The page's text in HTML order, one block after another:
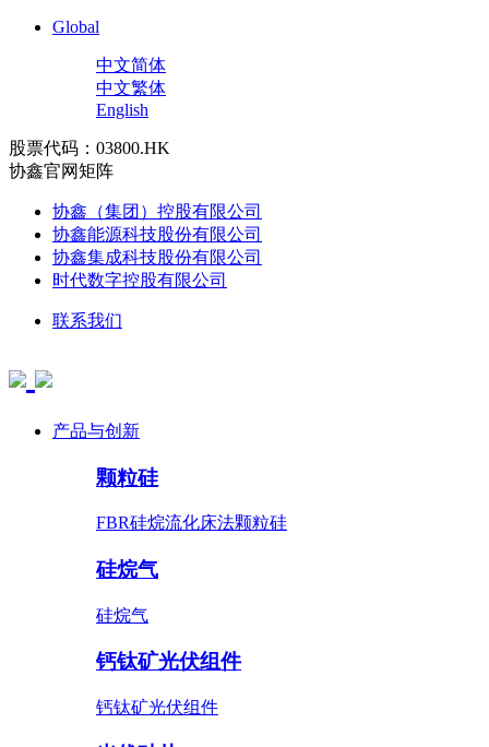
Global
中文简体
中文繁体
English
股票代码：03800.HK
协鑫官网矩阵
协鑫（集团）控股有限公司
协鑫能源科技股份有限公司
协鑫集成科技股份有限公司
时代数字控股有限公司
联系我们
产品与创新
颗粒硅
FBR硅烷流化床法颗粒硅
硅烷气
硅烷气
钙钛矿光伏组件
钙钛矿光伏组件